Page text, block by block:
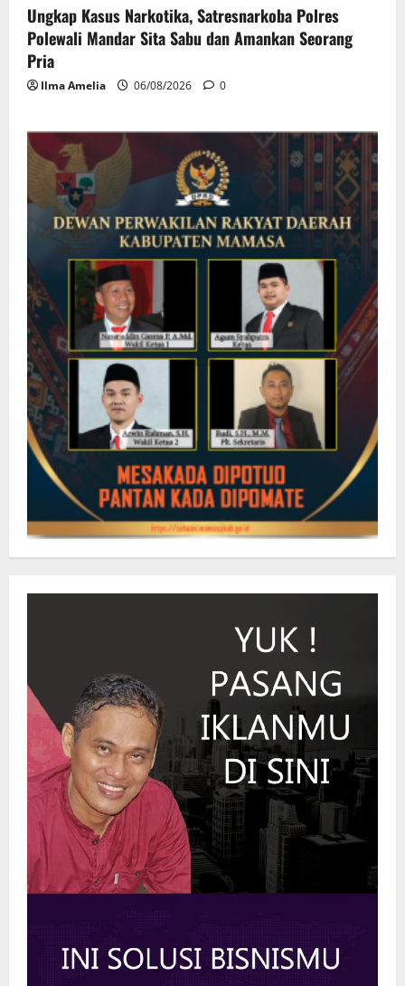
Ungkap Kasus Narkotika, Satresnarkoba Polres
Polewali Mandar Sita Sabu dan Amankan Seorang
Pria
Ilma Amelia 06/08/2026 0